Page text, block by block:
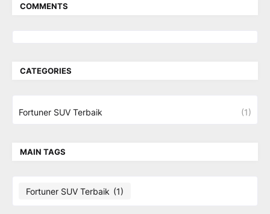
COMMENTS
CATEGORIES
Fortuner SUV Terbaik (1)
MAIN TAGS
Fortuner SUV Terbaik (1)